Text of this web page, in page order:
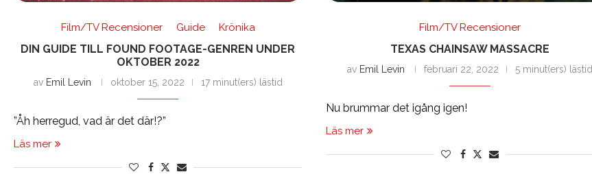
Film/TV Recensioner Guide Krönika
DIN GUIDE TILL FOUND FOOTAGE-GENREN UNDER
OKTOBER 2022
av Emil Levin oktober 15, 2022 17 minut(ers) lästid
”Åh herregud, vad är det där!?”
Läs mer
Film/TV Recensioner
TEXAS CHAINSAW MASSACRE
av Emil Levin februari 22, 2022 5 minut(ers) lästid
Nu brummar det igång igen!
Läs mer